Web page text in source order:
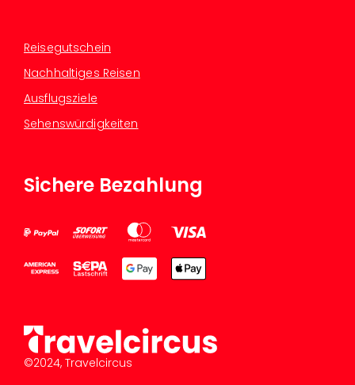
Reisegutschein
Nachhaltiges Reisen
Ausflugsziele
Sehenswürdigkeiten
Sichere Bezahlung
©2024, Travelcircus